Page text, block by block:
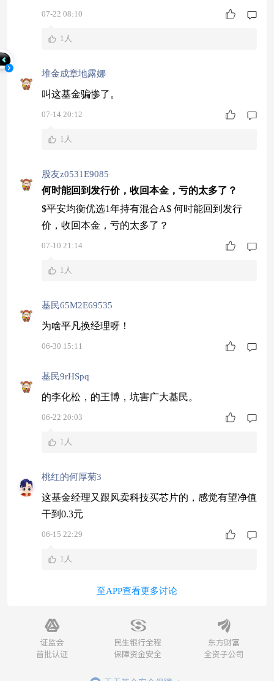
07-22 08:10
1人
堆金成章地露娜
叫这基金骗惨了。
07-14 20:12
1人
股友z0531E9085
何时能回到发行价，收回本金，亏的太多了？
$平安均衡优选1年持有混合A$ 何时能回到发行
价，收回本金，亏的太多了？
07-10 21:14
1人
基民65M2E69535
为啥平凡换经理呀！
06-30 15:11
基民9rHSpq
的李化松，的王博，坑害广大基民。
06-22 20:03
1人
桃红的何厚菊3
这基金经理又跟风卖科技买芯片的，感觉有望净值
干到0.3元
06-15 22:29
1人
至APP查看更多讨论